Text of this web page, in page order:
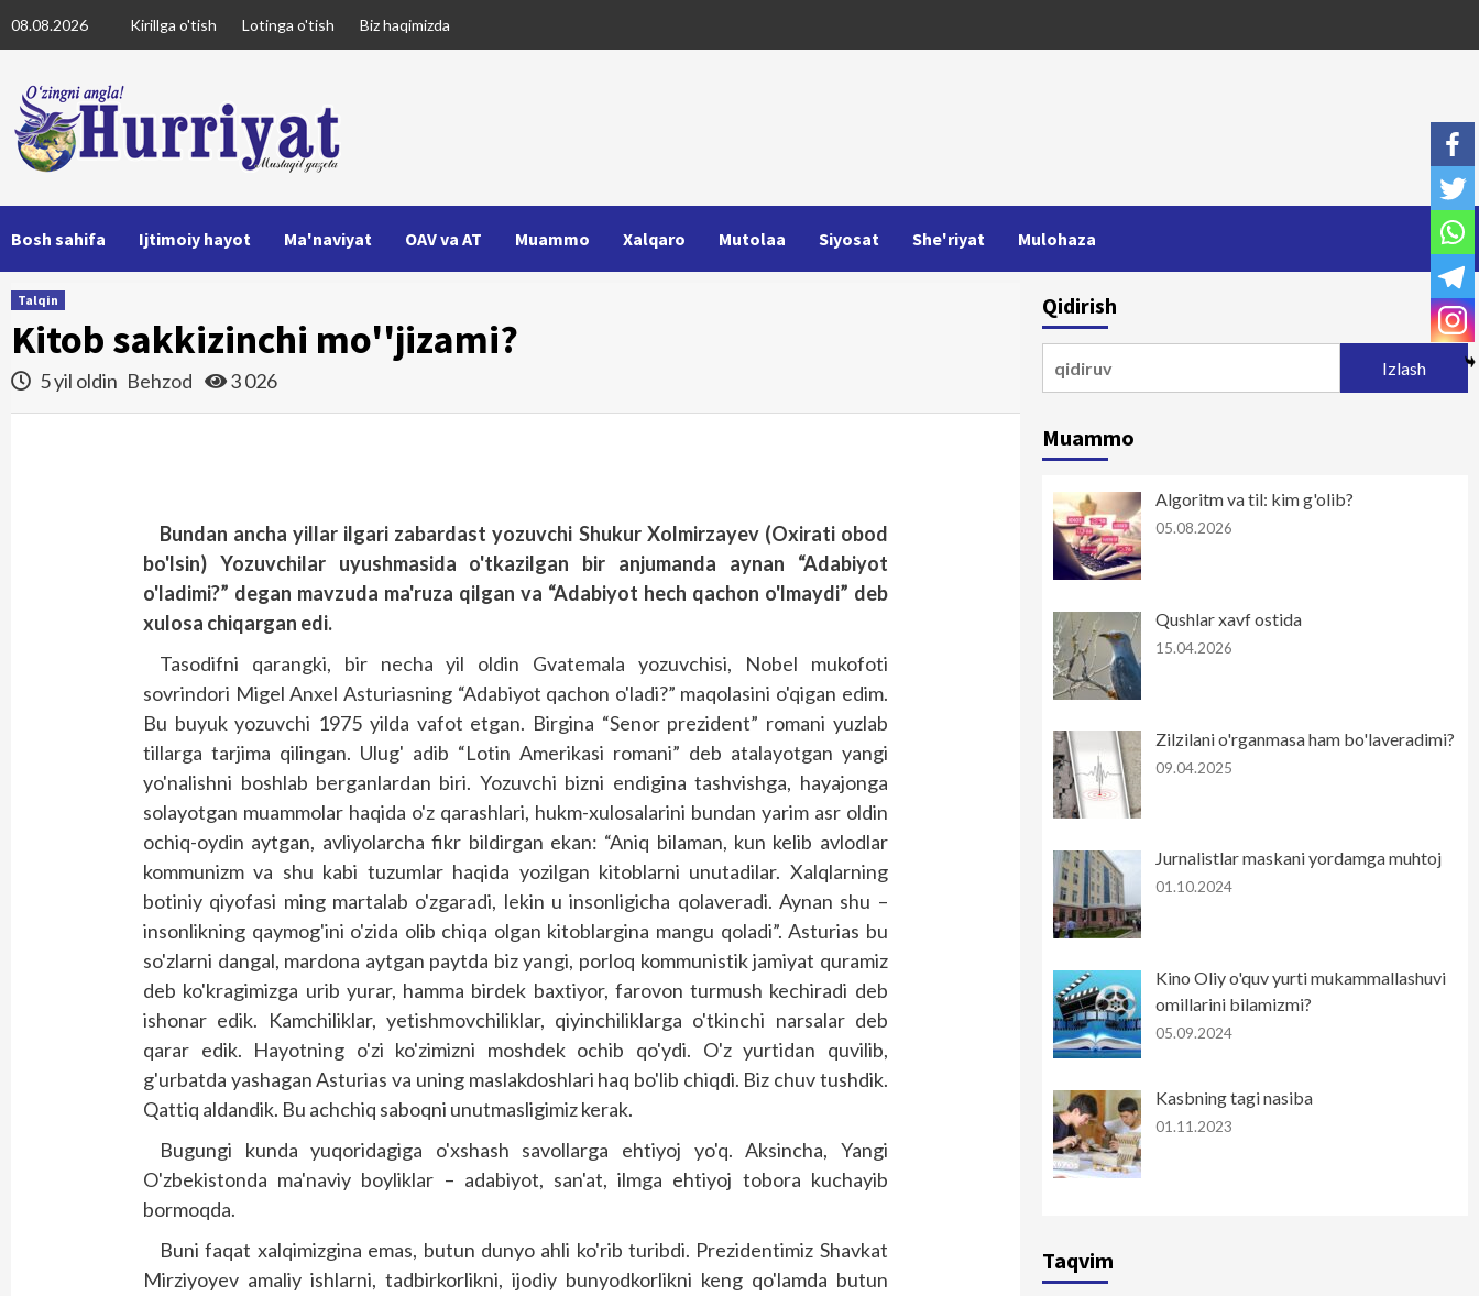
to
08.08.2026 Kirillga o'tish Lotinga o'tish Biz haqimizda
Bosh sahifa Ijtimoiy hayot Ma'naviyat OAV va AT Muammo Xalqaro Mutolaa Siyosat She'riyat Mulohaza
Talqin
Kitob sakkizinchi mo''jizami?
5 yil oldin Behzod 3 026
Bundan ancha yillar ilgari zabardast yozuvchi Shukur Xolmirzayev (Oxirati obod
bo'lsin) Yozuvchilar uyushmasida o'tkazilgan bir anjumanda aynan “Adabiyot
o'ladimi?” degan mavzuda ma'ruza qilgan va “Adabiyot hech qachon o'lmaydi” deb
xulosa chiqargan edi.
Tasodifni qarangki, bir necha yil oldin Gvatemala yozuvchisi, Nobel mukofoti
sovrindori Migel Anxel Asturiasning “Adabiyot qachon o'ladi?” maqolasini o'qigan edim.
Bu buyuk yozuvchi 1975 yilda vafot etgan. Birgina “Senor prezident” romani yuzlab
tillarga tarjima qilingan. Ulug' adib “Lotin Amerikasi romani” deb atalayotgan yangi
yo'nalishni boshlab berganlardan biri. Yozuvchi bizni endigina tashvishga, hayajonga
solayotgan muammolar haqida o'z qarashlari, hukm-xulosalarini bundan yarim asr oldin
ochiq-oydin aytgan, avliyolarcha fikr bildirgan ekan: “Aniq bilaman, kun kelib avlodlar
kommunizm va shu kabi tuzumlar haqida yozilgan kitoblarni unutadilar. Xalqlarning
botiniy qiyofasi ming martalab o'zgaradi, lekin u insonligicha qolaveradi. Aynan shu –
insonlikning qaymog'ini o'zida olib chiqa olgan kitoblargina mangu qoladi”. Asturias bu
so'zlarni dangal, mardona aytgan paytda biz yangi, porloq kommunistik jamiyat quramiz
deb ko'kragimizga urib yurar, hamma birdek baxtiyor, farovon turmush kechiradi deb
ishonar edik. Kamchiliklar, yetishmovchiliklar, qiyinchiliklarga o'tkinchi narsalar deb
qarar edik. Hayotning o'zi ko'zimizni moshdek ochib qo'ydi. O'z yurtidan quvilib,
g'urbatda yashagan Asturias va uning maslakdoshlari haq bo'lib chiqdi. Biz chuv tushdik.
Qattiq aldandik. Bu achchiq saboqni unutmasligimiz kerak.
Bugungi kunda yuqoridagiga o'xshash savollarga ehtiyoj yo'q. Aksincha, Yangi
O'zbekistonda ma'naviy boyliklar – adabiyot, san'at, ilmga ehtiyoj tobora kuchayib
bormoqda.
Buni faqat xalqimizgina emas, butun dunyo ahli ko'rib turibdi. Prezidentimiz Shavkat
Mirziyoyev amaliy ishlarni, tadbirkorlikni, ijodiy bunyodkorlikni keng qo'lamda butun
Qidirish
Muammo
Algoritm va til: kim g'olib?
05.08.2026
Qushlar xavf ostida
15.04.2026
Zilzilani o'rganmasa ham bo'laveradimi?
09.04.2025
Jurnalistlar maskani yordamga muhtoj
01.10.2024
Kino Oliy o'quv yurti mukammallashuvi
omillarini bilamizmi?
05.09.2024
Kasbning tagi nasiba
01.11.2023
Taqvim